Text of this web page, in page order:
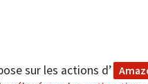
sur les actions d’